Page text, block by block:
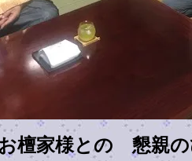
お檀家様との 懇親